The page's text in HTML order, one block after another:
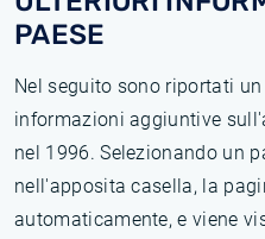
PAESE
Nel seguito sono riportati
informazioni aggiuntive
nel 1996. Selezionando un
nell'apposita casella, la
automaticamente, e viene